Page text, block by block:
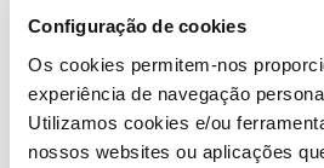
Configuração de cookies
Os cookies permitem-nos
experiência de navegação
Utilizamos cookies e/ou
nossos websites ou aplicações
Descubra as novidades de